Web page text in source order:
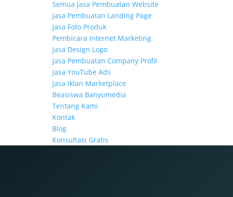
Semua Jasa Pembuatan Website
Jasa Pembuatan Landing Page
Jasa Foto Produk
Pembicara Internet Marketing
Jasa Design Logo
Jasa Pembuatan Company Profil
Jasa YouTube Ads
Jasa Iklan Marketplace
Beasiswa Banyumedia
Tentang Kami
Kontak
Blog
Konsultasi Gratis